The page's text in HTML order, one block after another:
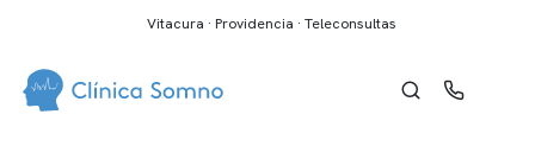
Vitacura · Providencia · Teleconsultas